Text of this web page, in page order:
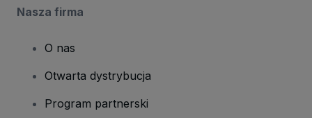
Nasza firma
O nas
Otwarta dystrybucja
Program partnerski